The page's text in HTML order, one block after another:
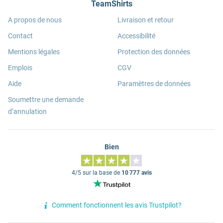
TeamShirts
A propos de nous
Contact
Mentions légales
Emplois
Aide
Soumettre une demande
d’annulation
Livraison et retour
Accessibilité
Protection des données
CGV
Paramètres de données
Bien
4/5 sur la base de 10 777 avis
Comment fonctionnent les avis Trustpilot?